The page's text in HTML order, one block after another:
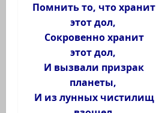
Помнить то, что хранит
этот дол,
Сокровенно хранит
этот дол,
И вызвали призрак
планеты,
И из лунных чистилищ